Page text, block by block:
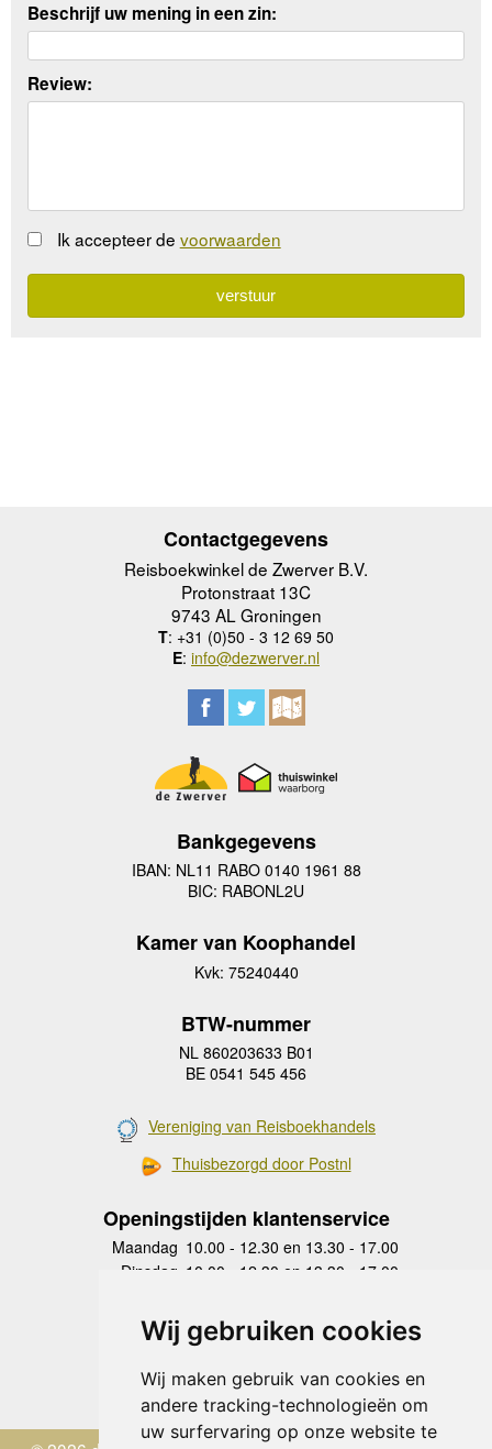
Wij gebruiken cookies
Wij maken gebruik van cookies en
andere tracking-technologieën om
uw surfervaring op onze website te
Beschrijf uw mening in een zin:
Review:
Ik accepteer de voorwaarden
Contactgegevens
Reisboekwinkel de Zwerver B.V.
Protonstraat 13C
9743 AL Groningen
T: +31 (0)50 - 3 12 69 50
E: info@dezwerver.nl
Bankgegevens
IBAN: NL11 RABO 0140 1961 88
BIC: RABONL2U
Kamer van Koophandel
Kvk: 75240440
BTW-nummer
NL 860203633 B01
BE 0541 545 456
Vereniging van Reisboekhandels
Thuisbezorgd door Postnl
Openingstijden klantenservice
Maandag 10.00 - 12.30 en 13.30 - 17.00
Dinsdag 10.00 - 12.30 en 13.30 - 17.00
Donderdag
10.00 - 12.30 en 13.30 - 17.00
Vrijdag 10.00 - 12.30 en 13.30 - 17.00
Zaterdag
gesloten
Zondag
gesloten